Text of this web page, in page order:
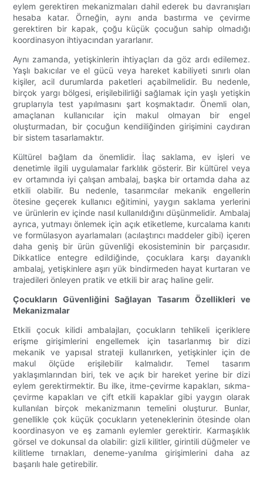
eylem gerektiren mekanizmaları dahil ederek bu davranışları
hesaba katar. Örneğin, aynı anda bastırma ve çevirme
gerektiren bir kapak, çoğu küçük çocuğun sahip olmadığı
koordinasyon ihtiyacından yararlanır.
Aynı zamanda, yetişkinlerin ihtiyaçları da göz ardı edilemez.
Yaşlı bakıcılar ve el gücü veya hareket kabiliyeti sınırlı olan
kişiler, acil durumlarda paketleri açabilmelidir. Bu nedenle,
birçok yargı bölgesi, erişilebilirliği sağlamak için yaşlı yetişkin
gruplarıyla test yapılmasını şart koşmaktadır. Önemli olan,
amaçlanan kullanıcılar için makul olmayan bir engel
oluşturmadan, bir çocuğun kendiliğinden girişimini caydıran
bir sistem tasarlamaktır.
Kültürel bağlam da önemlidir. İlaç saklama, ev işleri ve
denetimle ilgili uygulamalar farklılık gösterir. Bir kültürel veya
ev ortamında iyi çalışan ambalaj, başka bir ortamda daha az
etkili olabilir. Bu nedenle, tasarımcılar mekanik engellerin
ötesine geçerek kullanıcı eğitimini, yaygın saklama yerlerini
ve ürünlerin ev içinde nasıl kullanıldığını düşünmelidir. Ambalaj
ayrıca, yutmayı önlemek için açık etiketleme, kurcalama kanıtı
ve formülasyon ayarlamaları (acılaştırıcı maddeler gibi) içeren
daha geniş bir ürün güvenliği ekosisteminin bir parçasıdır.
Dikkatlice entegre edildiğinde, çocuklara karşı dayanıklı
ambalaj, yetişkinlere aşırı yük bindirmeden hayat kurtaran ve
trajedileri önleyen pratik ve etkili bir araç haline gelir.
Çocukların Güvenliğini Sağlayan Tasarım Özellikleri ve
Mekanizmalar
Etkili çocuk kilidi ambalajları, çocukların tehlikeli içeriklere
erişme girişimlerini engellemek için tasarlanmış bir dizi
mekanik ve yapısal strateji kullanırken, yetişkinler için de
makul ölçüde erişilebilir kalmalıdır. Temel tasarım
yaklaşımlarından biri, tek ve açık bir hareket yerine bir dizi
eylem gerektirmektir. Bu ilke, itme-çevirme kapakları, sıkma-
çevirme kapakları ve çift etkili kapaklar gibi yaygın olarak
kullanılan birçok mekanizmanın temelini oluşturur. Bunlar,
genellikle çok küçük çocukların yeteneklerinin ötesinde olan
koordinasyon ve eş zamanlı eylemler gerektirir. Karmaşıklık
görsel ve dokunsal da olabilir: gizli kilitler, girintili düğmeler ve
kilitleme tırnakları, deneme-yanılma girişimlerini daha az
başarılı hale getirebilir.